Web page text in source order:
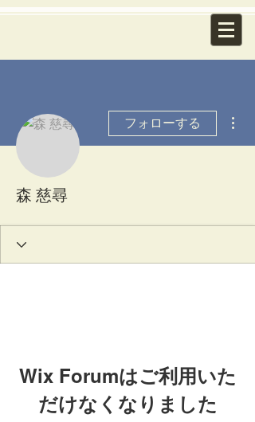
フォローする
森 慈尋
Wix Forumはご利用いた
だけなくなりました